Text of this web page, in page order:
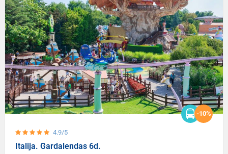
4.9/5
-10%
Italija. Gardalendas 6d.